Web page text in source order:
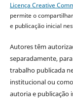
Licença Creative
permite o
e publicação inicial
Autores têm
separadamente,
trabalho publicada
institucional ou
autoria e publicação